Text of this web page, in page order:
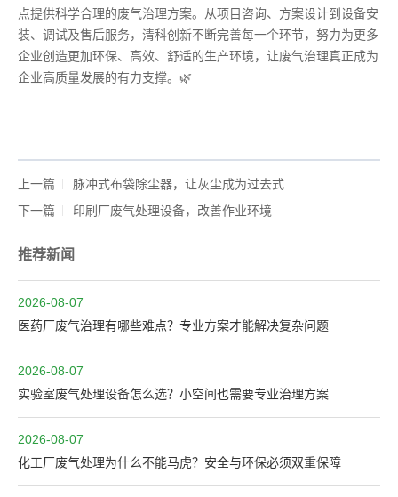
点提供科学合理的废气治理方案。从项目咨询、方案设计到设备安
装、调试及售后服务，清科创新不断完善每一个环节，努力为更多
企业创造更加环保、高效、舒适的生产环境，让废气治理真正成为
企业高质量发展的有力支撑。🌿
上一篇
脉冲式布袋除尘器，让灰尘成为过去式
下一篇
印刷厂废气处理设备，改善作业环境
推荐新闻
2026-08-07
医药厂废气治理有哪些难点？专业方案才能解决复杂问题
2026-08-07
实验室废气处理设备怎么选？小空间也需要专业治理方案
2026-08-07
化工厂废气处理为什么不能马虎？安全与环保必须双重保障